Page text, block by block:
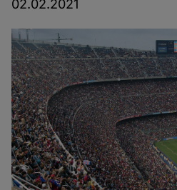
02.02.2021